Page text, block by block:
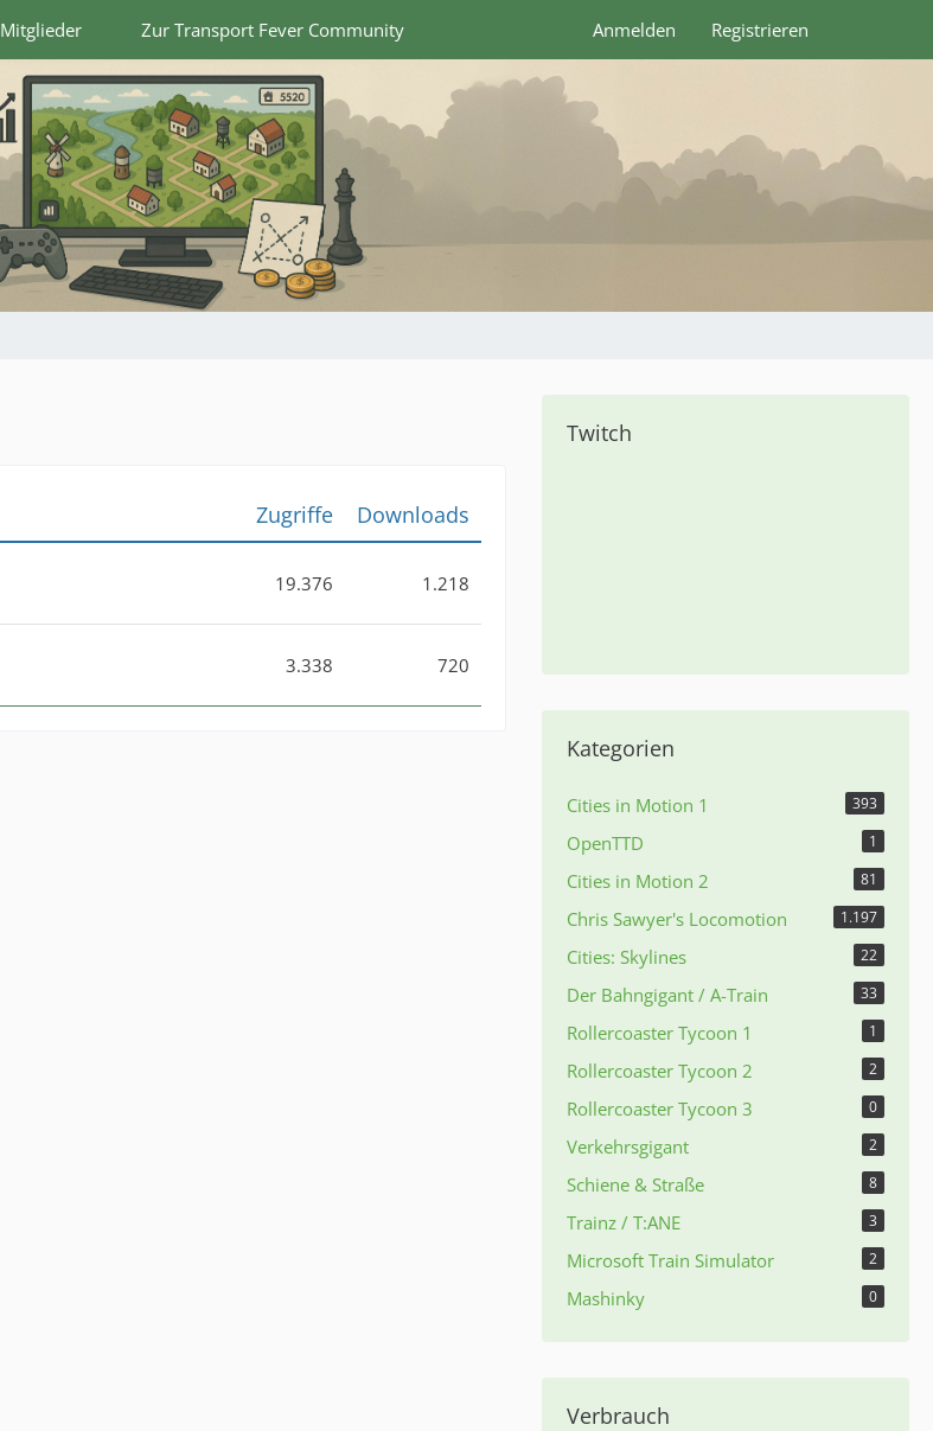
Mitglieder Zur Transport Fever Community Anmelden Registrieren
Zugriffe Downloads
19.376 1.218
3.338 720
Twitch
Kategorien
Cities in Motion 1 393
OpenTTD 1
Cities in Motion 2 81
Chris Sawyer's Locomotion 1.197
Cities: Skylines 22
Der Bahngigant / A-Train 33
Rollercoaster Tycoon 1 1
Rollercoaster Tycoon 2 2
Rollercoaster Tycoon 3 0
Verkehrsgigant 2
Schiene & Straße 8
Trainz / T:ANE 3
Microsoft Train Simulator 2
Mashinky 0
Verbrauch